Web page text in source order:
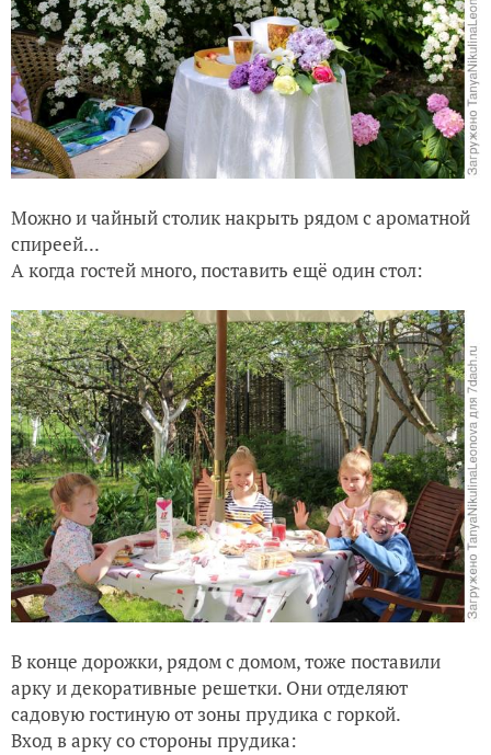
Можно и чайный столик накрыть рядом с ароматной
спиреей...
А когда гостей много, поставить ещё один стол:
В конце дорожки, рядом с домом, тоже поставили
арку и декоративные решетки. Они отделяют
садовую гостиную от зоны прудика с горкой.
Вход в арку со стороны прудика: